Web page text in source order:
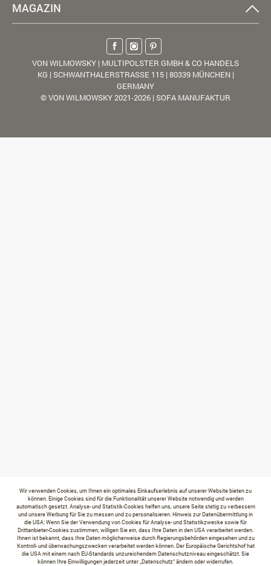
MAGAZIN
VON WILMOWSKY | MULTIPOLSTER GMBH & CO HANDELS
KG | SCHWANTHALERSTRASSE 115 | 80339 MÜNCHEN |
GERMANY
© VON WILMOWSKY 2021-2026 | SOFA MANUFAKTUR
Wir verwenden Cookies, um Ihnen ein optimales Einkaufserlebnis auf unserer Website bieten zu
können. Einige Cookies sind für die Funktionalität unserer Website notwendig und werden
automatisch gesetzt. Analyse- und Statistik-Cookies helfen uns, unsere Seite stetig zu verbessern
und unsere Werbung für Sie zu messen und zu personalisieren. Hinweis zur Datenübermittlung in
die USA: Wenn Sie der Verwendung von Cookies für Analyse- und Statistikzwecke sowie für
Drittanbieter-Cookies zustimmen, willigen Sie ein, dass Ihre Daten in den USA verarbeitet werden.
Ihnen ist bekannt, dass Ihre Daten möglicherweise durch Regierungsbehörden eingesehen und zu
Kontroll- und überwachungszwecken verarbeitet werden können. Der Europäische Gerichtshof hat
die USA mit einem nach EU-Standards unzureichendem Datenschutzniveau eingeschätzt. Sie
können Ihre Einwilligungen jederzeit unter „Datenschutz“ ändern oder widerrufen.